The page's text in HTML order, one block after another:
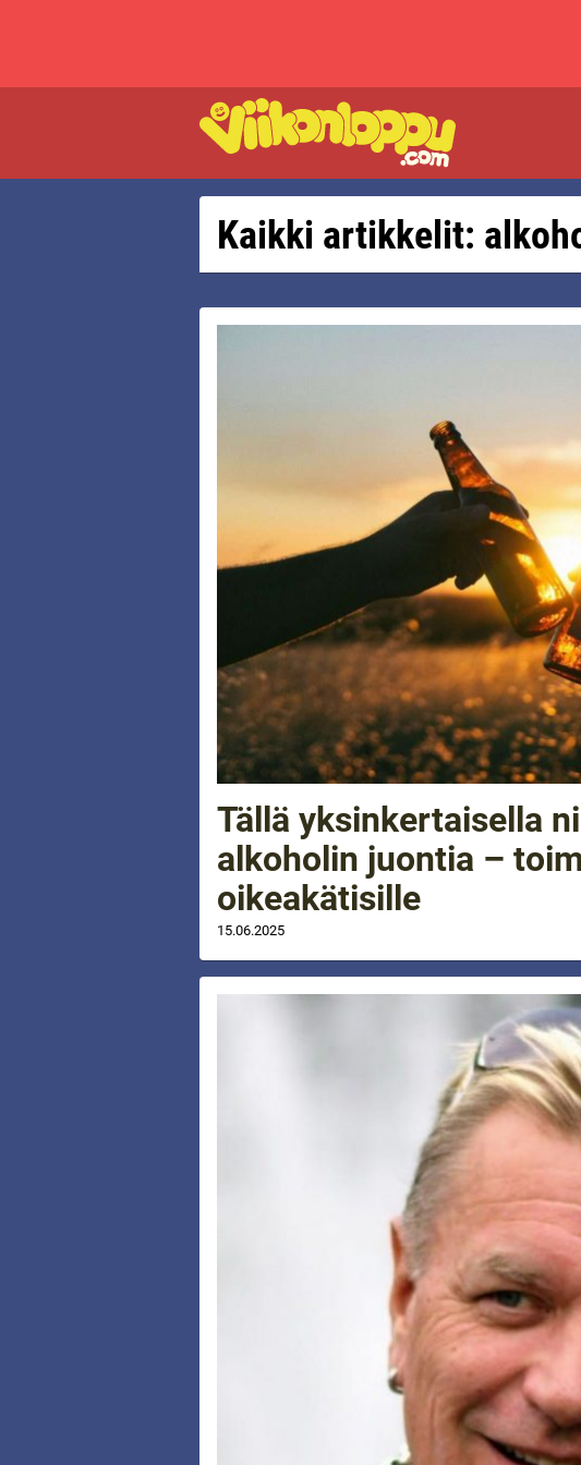
Kaikki artikkelit:
Tällä yksinkertaisella
alkoholin juontia –
oikeakätisille
15.06.2025